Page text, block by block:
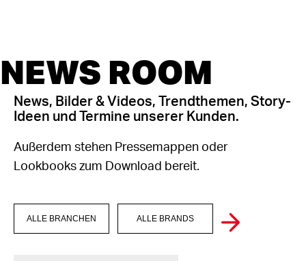
NEWS ROOM
News, Bilder & Videos, Trendthemen, Story-
Ideen und Termine unserer Kunden.
Außerdem stehen Pressemappen oder
Lookbooks zum Download bereit.
ALLE BRANCHEN ALLE BRANDS